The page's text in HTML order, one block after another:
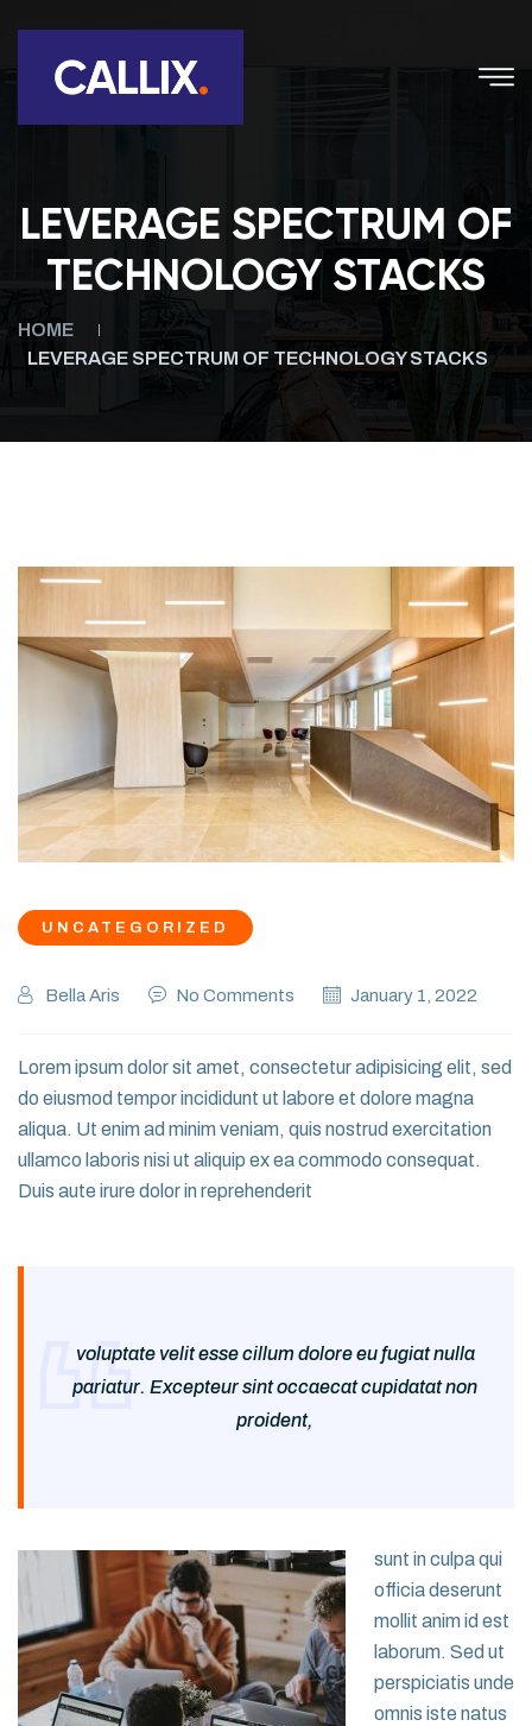
LEVERAGE SPECTRUM OF
TECHNOLOGY STACKS
HOME
LEVERAGE SPECTRUM OF TECHNOLOGY STACKS
UNCATEGORIZED
Bella Aris No Comments January 1, 2022
Lorem ipsum dolor sit amet, consectetur adipisicing elit, sed
do eiusmod tempor incididunt ut labore et dolore magna
aliqua. Ut enim ad minim veniam, quis nostrud exercitation
ullamco laboris nisi ut aliquip ex ea commodo consequat.
Duis aute irure dolor in reprehenderit
voluptate velit esse cillum dolore eu fugiat nulla
pariatur. Excepteur sint occaecat cupidatat non
proident,
sunt in culpa qui
officia deserunt
mollit anim id est
laborum. Sed ut
perspiciatis unde
omnis iste natus